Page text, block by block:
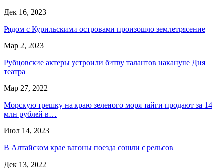
Дек 16, 2023
Рядом с Курильскими островами произошло землетрясение
Мар 2, 2023
Рубцовские актеры устроили битву талантов накануне Дня
театра
Мар 27, 2022
Морскую трешку на краю зеленого моря тайги продают за 14
млн рублей в…
Июл 14, 2023
В Алтайском крае вагоны поезда сошли с рельсов
Дек 13, 2022